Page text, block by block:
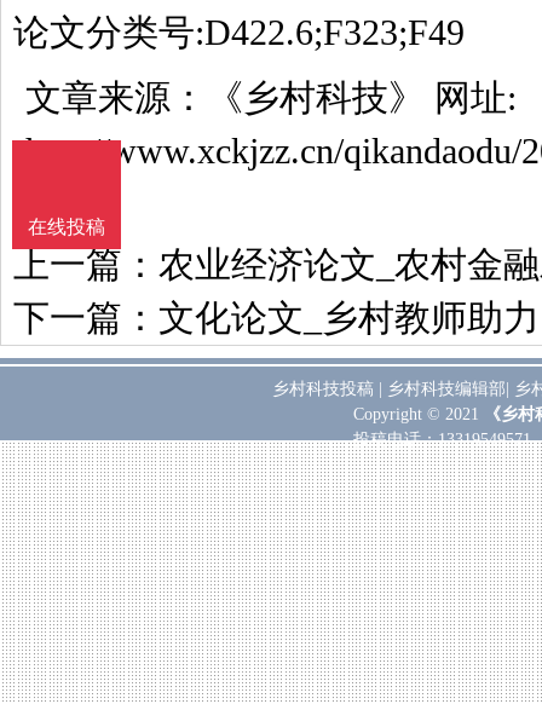
论文分类号:D422.6;F323;F49
文章来源：
《乡村科技》
网址:
http://www.xckjzz.cn/qikandaodu/
上一篇： 农业经济论文_农村金
下一篇： 文化论文_乡村教师助
乡村科技投稿 乡村科技编辑部
乡
Copyright © 2021
《乡
投稿电话：13319549571
在线投稿